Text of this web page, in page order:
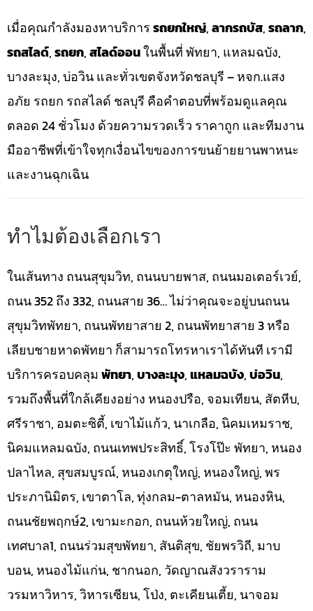
เมื่อคุณกำลังมองหาบริการรถยกใหญ่,ลากรถบัส,รถลาก,
รถสไลด์,รถยก,สไลด์ออนในพื้นที่ พัทยา, แหลมฉบัง,
บางละมุง, บ่อวิน และทั่วเขตจังหวัดชลบุรี – หจก.แสง
อภัย รถยก รถสไลด์ ชลบุรี คือคำตอบที่พร้อมดูแลคุณ
ตลอด 24 ชั่วโมง ด้วยความรวดเร็ว ราคาถูก และทีมงาน
มืออาชีพที่เข้าใจทุกเงื่อนไขของการขนย้ายยานพาหนะ
และงานฉุกเฉิน
ทำไมต้องเลือกเรา
ในเส้นทาง ถนนสุขุมวิท, ถนนบายพาส, ถนนมอเตอร์เวย์,
ถนน 352 ถึง 332, ถนนสาย 36… ไม่ว่าคุณจะอยู่บนถนน
สุขุมวิทพัทยา, ถนนพัทยาสาย 2, ถนนพัทยาสาย 3 หรือ
เลียบชายหาดพัทยา ก็สามารถโทรหาเราได้ทันที เรามี
บริการครอบคลุมพัทยา,บางละมุง,แหลมฉบัง,บ่อวิน,
รวมถึงพื้นที่ใกล้เคียงอย่าง หนองปรือ, จอมเทียน, สัตหีบ,
ศรีราชา, อมตะซิตี้, เขาไม้แก้ว, นาเกลือ, นิคมเหมราช,
นิคมแหลมฉบัง, ถนนเทพประสิทธิ์, โรงโป๊ะ พัทยา, หนอง
ปลาไหล, สุขสมบูรณ์, หนองเกตุใหญ่, หนองใหญ่, พร
ประภานิมิตร, เขาตาโล, ทุ่งกลม-ตาลหมัน, หนองหิน,
ถนนชัยพฤกษ์2, เขามะกอก, ถนนห้วยใหญ่, ถนน
เทศบาล1, ถนนร่วมสุขพัทยา, สันติสุข, ชัยพรวิถี, มาบ
บอน, หนองไม้แก่น, ชากนอก, วัดญาณสังวราราม
วรมหาวิหาร, วิหารเซียน, โป่ง, ตะเคียนเตี้ย, นาจอม